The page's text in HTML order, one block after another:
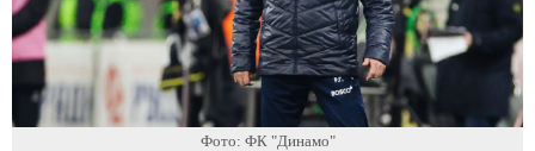
Фото: ФК "Динамо"